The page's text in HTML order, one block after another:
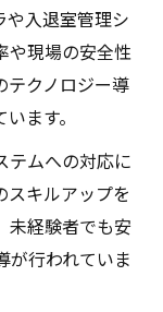
や入退室管理シ
や現場の安全性
テクノロジー導
ます。
テムへの対応に
スキルアップを
未経験者でも安
が行われていま